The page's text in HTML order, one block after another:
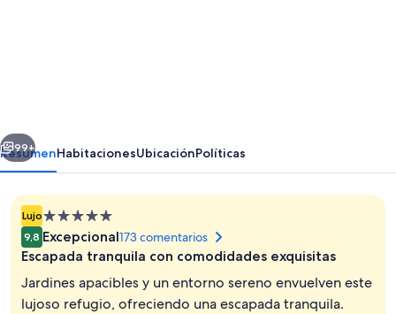
Siguiente
99+
ResumenHabitacionesUbicaciónPolíticas
LujoAlojamiento
de
5.0 estrellas
9,8 Excepcional173 comentarios
Escapada tranquila con comodidades exquisitas
Jardines apacibles y un entorno sereno envuelven este
lujoso refugio, ofreciendo una escapada tranquila.